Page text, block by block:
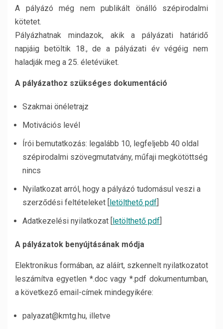
A pályázó még nem publikált önálló szépirodalmi
kötetet.
Pályázhatnak mindazok, akik a pályázati határidő
napjáig betöltik 18., de a pályázati év végéig nem
haladják meg a 25. életévüket.
A pályázathoz szükséges dokumentáció
Szakmai önéletrajz
Motivációs levél
Írói bemutatkozás: legalább 10, legfeljebb 40 oldal
szépirodalmi szövegmutatvány, műfaji megkötöttség
nincs
Nyilatkozat arról, hogy a pályázó tudomásul veszi a
szerződési feltételeket [letölthető pdf]
Adatkezelési nyilatkozat [letölthető pdf]
A pályázatok benyújtásának módja
Elektronikus formában, az aláírt, szkennelt nyilatkozatot
leszámítva egyetlen *.doc vagy *.pdf dokumentumban,
a következő email-címek mindegyikére:
palyazat@kmtg.hu, illetve